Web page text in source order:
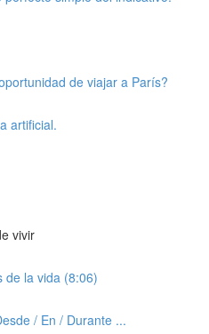
de viajar a París?
artificial.
vivir
de la vida (8:06)
/ En / Durante ...